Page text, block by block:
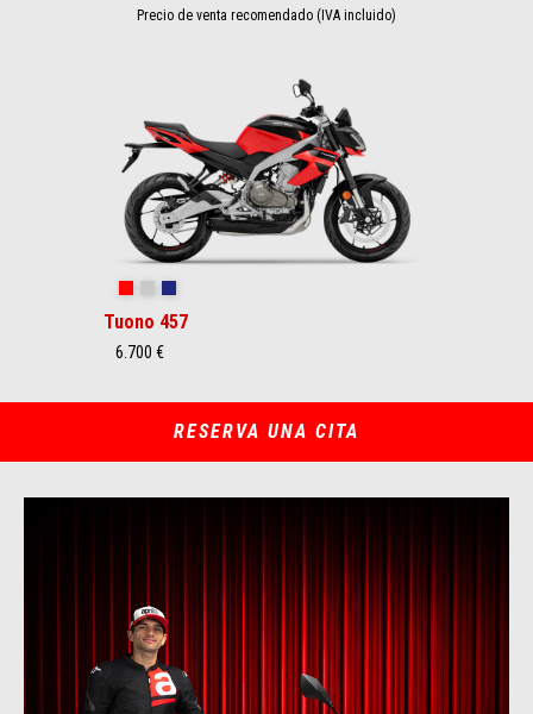
Precio de venta recomendado (IVA incluido)
Tuono 457
6.700 €
RESERVA UNA CITA